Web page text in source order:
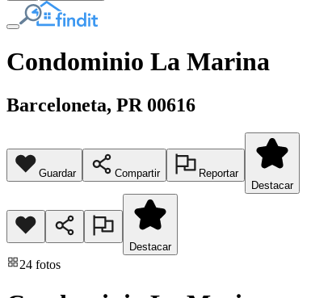
Condominio La Marina
Barceloneta, PR 00616
Guardar Compartir
Reportar
Destacar
Destacar
24 fotos